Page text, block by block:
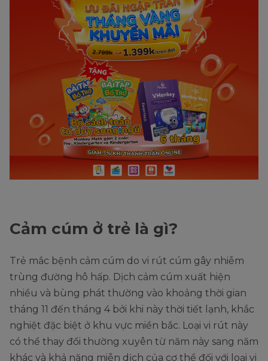
Cảm cúm ở trẻ là gì?
Trẻ mắc bệnh cảm cúm do vi rút cúm gây nhiễm
trùng đường hô hấp. Dịch cảm cúm xuất hiện
nhiều và bùng phát thường vào khoảng thời gian
tháng 11 đến tháng 4 bởi khi này thời tiết lạnh, khắc
nghiệt đặc biệt ở khu vực miền bắc. Loại vi rút này
có thể thay đổi thường xuyên từ năm này sang năm
khác và khả năng miễn dịch của cơ thể đối với loại vi